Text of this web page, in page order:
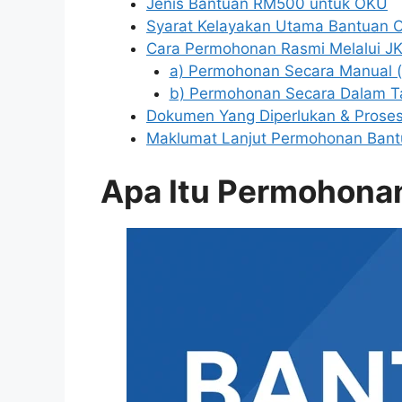
Syarat Kelayakan Utama Bantuan
Cara Permohonan Rasmi Melalui
a) Permohonan Secara Manual
b) Permohonan Secara Dalam
Dokumen Yang Diperlukan &
Maklumat Lanjut Permohonan
Apa Itu